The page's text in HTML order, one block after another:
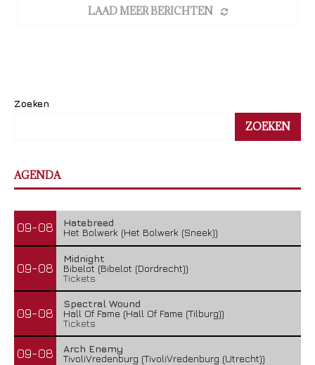
LAAD MEER BERICHTEN
Zoeken
ZOEKEN
AGENDA
09-08
Hatebreed
Het Bolwerk (Het Bolwerk (Sneek))
09-08
Midnight
Bibelot (Bibelot (Dordrecht))
Tickets
09-08
Spectral Wound
Hall Of Fame (Hall Of Fame (Tilburg))
Tickets
09-08
Arch Enemy
TivoliVredenburg (TivoliVredenburg (Utrecht))